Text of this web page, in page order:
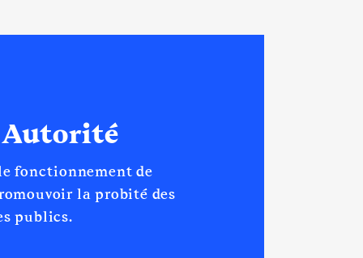
fonctionnement de
la probité des
publics.